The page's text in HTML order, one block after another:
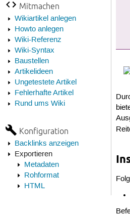
Mitmachen
Wikiartikel anlegen
Howto anlegen
Wiki-Referenz
Wiki-Syntax
Baustellen
Artikelideen
Ungetestete Artikel
Fehlerhafte Artikel
Rund ums Wiki
Konfiguration
Backlinks anzeigen
Exportieren
Metadaten
Rohformat
HTML